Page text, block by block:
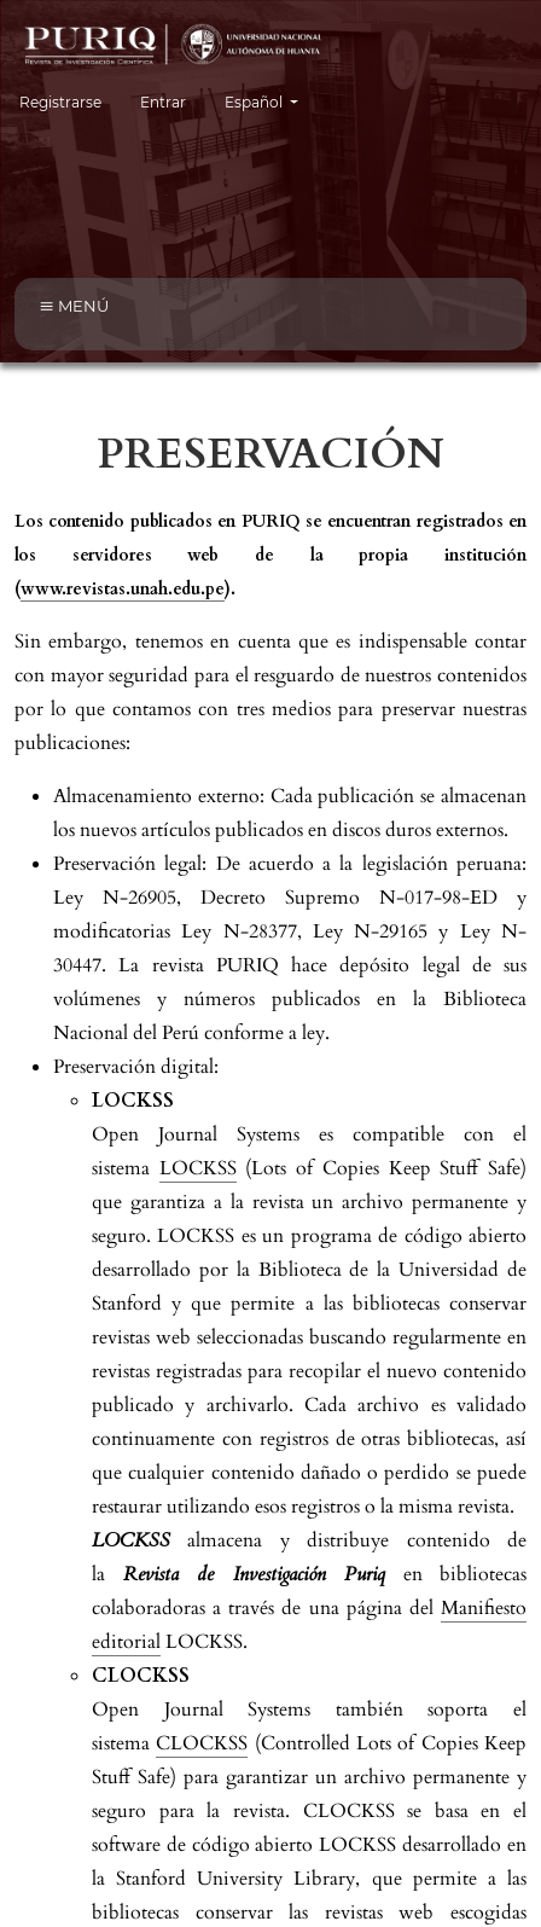
Registrarse Entrar Cambiar el idioma. El idioma actual es:
Español
MENÚ
PRESERVACIÓN
Los contenido publicados en PURIQ se encuentran registrados en
los servidores web de la propia institución
(www.revistas.unah.edu.pe).
Sin embargo, tenemos en cuenta que es indispensable contar
con mayor seguridad para el resguardo de nuestros contenidos
por lo que contamos con tres medios para preservar nuestras
publicaciones:
Almacenamiento externo: Cada publicación se almacenan
los nuevos artículos publicados en discos duros externos.
Preservación legal: De acuerdo a la legislación peruana:
Ley N-26905, Decreto Supremo N-017-98-ED y
modificatorias Ley N-28377, Ley N-29165 y Ley N-
30447. La revista PURIQ hace depósito legal de sus
volúmenes y números publicados en la Biblioteca
Nacional del Perú conforme a ley.
Preservación digital:
LOCKSS
Open Journal Systems es compatible con el
sistema LOCKSS(Lots of Copies Keep Stuff Safe)
que garantiza a la revista un archivo permanente y
seguro. LOCKSS es un programa de código abierto
desarrollado por la Biblioteca de la Universidad de
Stanford y que permite a las bibliotecas conservar
revistas web seleccionadas buscando regularmente en
revistas registradas para recopilar el nuevo contenido
publicado y archivarlo. Cada archivo es validado
continuamente con registros de otras bibliotecas, así
que cualquier contenido dañado o perdido se puede
restaurar utilizando esos registros o la misma revista.
LOCKSS
almacena y distribuye contenido de
la Revista de Investigación Puriqen bibliotecas
colaboradoras a través de una página del Manifiesto
editorialLOCKSS.
CLOCKSS
Open Journal Systems también soporta el
sistemaCLOCKSS (Controlled Lots of Copies Keep
Stuff Safe) para garantizar un archivo permanente y
seguro para la revista. CLOCKSS se basa en el
software de código abierto LOCKSS desarrollado en
la Stanford University Library, que permite a las
bibliotecas conservar las revistas web escogidas